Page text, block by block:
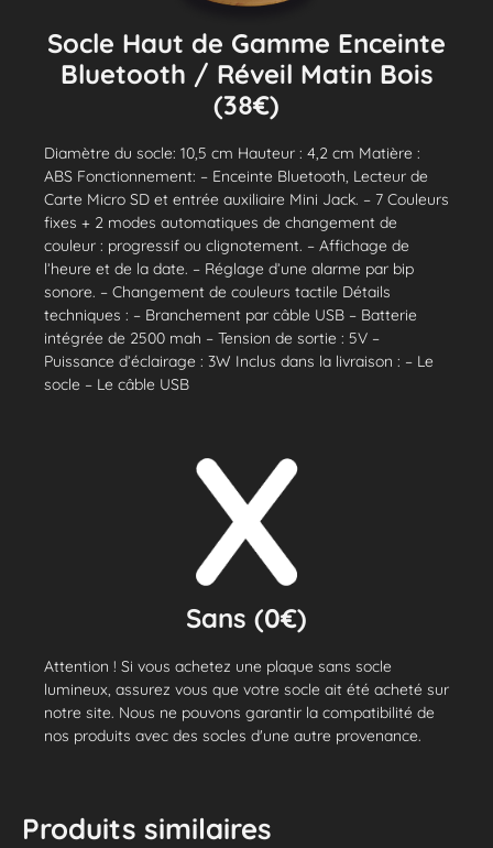
Socle Haut de Gamme Enceinte
Bluetooth / Réveil Matin Bois
(38€)
Diamètre du socle: 10,5 cm Hauteur : 4,2 cm Matière :
ABS Fonctionnement: – Enceinte Bluetooth, Lecteur de
Carte Micro SD et entrée auxiliaire Mini Jack. – 7 Couleurs
fixes + 2 modes automatiques de changement de
couleur : progressif ou clignotement. – Affichage de
l’heure et de la date. – Réglage d’une alarme par bip
sonore. – Changement de couleurs tactile Détails
techniques : – Branchement par câble USB – Batterie
intégrée de 2500 mah – Tension de sortie : 5V –
Puissance d’éclairage : 3W Inclus dans la livraison : – Le
socle – Le câble USB
Sans (0€)
Attention ! Si vous achetez une plaque sans socle
lumineux, assurez vous que votre socle ait été acheté sur
notre site. Nous ne pouvons garantir la compatibilité de
nos produits avec des socles d'une autre provenance.
Produits similaires